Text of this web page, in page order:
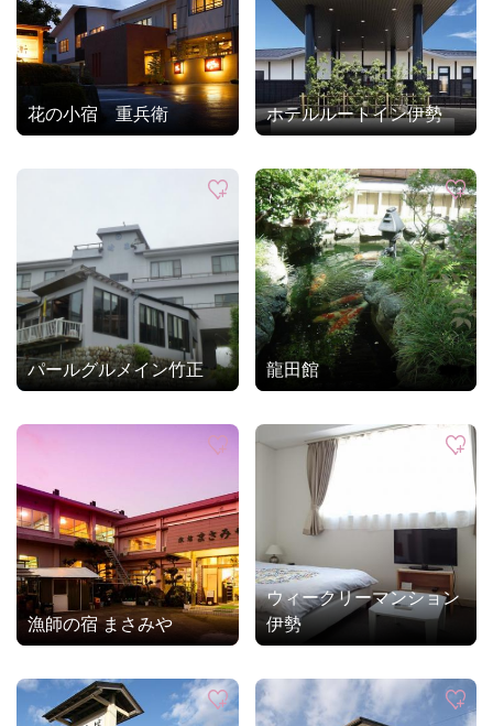
花の小宿 重兵衛 ホテルルートイン伊勢
パールグルメイン竹正 龍田館
漁師の宿 まさみや
ウィークリーマンション
伊勢